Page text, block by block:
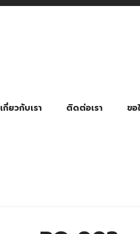
เกี่ยวกับเรา ติดต่อเรา ขอ